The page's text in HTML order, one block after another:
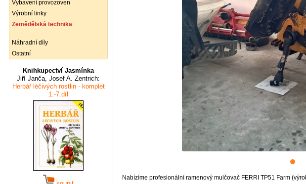
Vybavení provozoven
Výrobní linky
Zemědělská technika
Náhradní díly
Ostatní
Knihkupectví Jasmínka
Jiří Janča, Josef A. Zentrich:
Herbář léčivých rostlin - komplet
1.-7.díl
Nabízíme profesionální ramenový mulčovač FERRI TP51 Farm